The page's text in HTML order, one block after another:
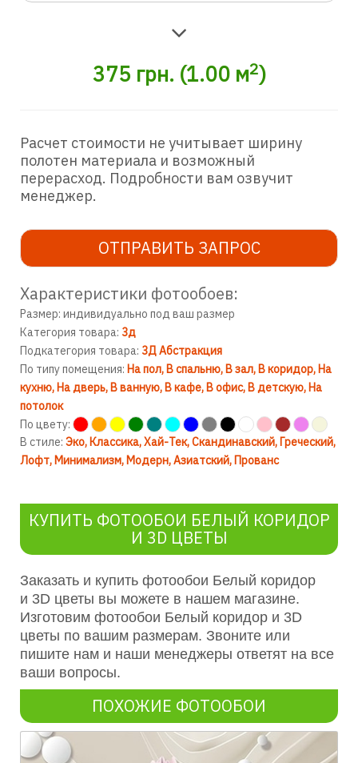
375 грн. (1.00м2)
Расчет стоимости не учитывает ширину
полотен материала и возможный
перерасход. Подробности вам озвучит
менеджер.
ОТПРАВИТЬ ЗАПРОС
Характеристики фотообоев:
Размер: индивидуально под ваш размер
Категория товара: 3д
Подкатегория товара: 3Д Абстракция
По типу помещения: На пол В спальню В зал В коридор На
кухню На дверь В ванную В кафе В офис В детскую На
потолок
По цвету:
В стиле: Эко Классика Хай-Тек Скандинавский Греческий
Лофт Минимализм Модерн Азиатский Прованс
КУПИТЬ ФОТООБОИ БЕЛЫЙ КОРИДОР
И 3D ЦВЕТЫ
Заказать и купить фотообои Белый коридор
и 3D цветы вы можете в нашем магазине.
Изготовим фотообои Белый коридор и 3D
цветы по вашим размерам. Звоните или
пишите нам и наши менеджеры ответят на все
ваши вопросы.
ПОХОЖИЕ ФОТООБОИ